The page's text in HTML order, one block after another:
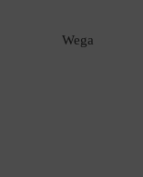
Wega